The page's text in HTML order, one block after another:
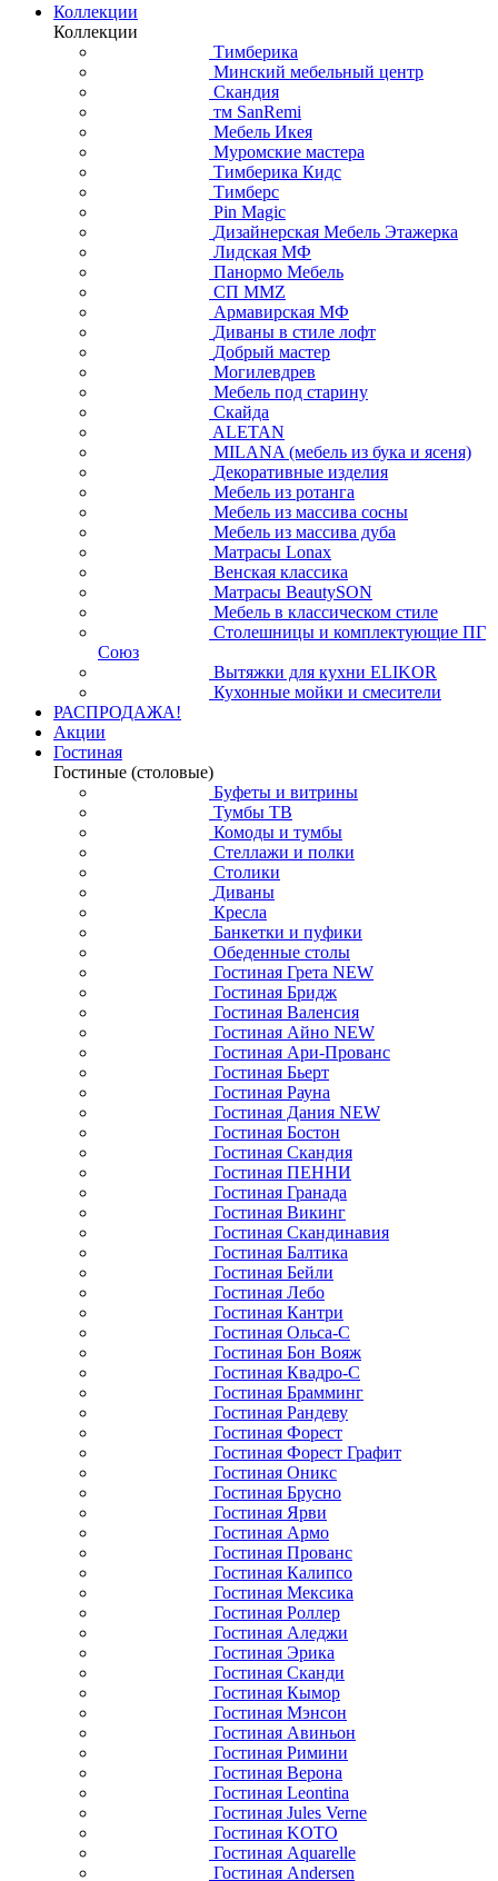
Коллекции
Коллекции
Тимберика
Минский мебельный центр
Скандия
тм SanRemi
Мебель Икея
Муромские мастера
Тимберика Кидс
Тимберс
Pin Magic
Дизайнерская Мебель Этажерка
Лидская МФ
Панормо Мебель
СП ММZ
Армавирская МФ
Диваны в стиле лофт
Добрый мастер
Могилевдрев
Мебель под старину
Скайда
ALETAN
MILANA (мебель из бука и ясеня)
Декоративные изделия
Мебель из ротанга
Мебель из массива сосны
Мебель из массива дуба
Матрасы Lonax
Венская классика
Матрасы BeautySON
Мебель в классическом стиле
Столешницы и комплектующие ПГ
Союз
Вытяжки для кухни ELIKOR
Кухонные мойки и смесители
РАСПРОДАЖА!
Акции
Гостиная
Гостиные (столовые)
Буфеты и витрины
Тумбы ТВ
Комоды и тумбы
Стеллажи и полки
Столики
Диваны
Кресла
Банкетки и пуфики
Обеденные столы
Гостиная Грета NEW
Гостиная Бридж
Гостиная Валенсия
Гостиная Айно NEW
Гостиная Ари-Прованс
Гостиная Бьерт
Гостиная Рауна
Гостиная Дания NEW
Гостиная Бостон
Гостиная Скандия
Гостиная ПЕННИ
Гостиная Гранада
Гостиная Викинг
Гостиная Скандинавия
Гостиная Балтика
Гостиная Бейли
Гостиная Лебо
Гостиная Кантри
Гостиная Ольса-С
Гостиная Бон Вояж
Гостиная Квадро-С
Гостиная Брамминг
Гостиная Рандеву
Гостиная Форест
Гостиная Форест Графит
Гостиная Оникс
Гостиная Брусно
Гостиная Ярви
Гостиная Армо
Гостиная Прованс
Гостиная Калипсо
Гостиная Мексика
Гостиная Роллер
Гостиная Аледжи
Гостиная Эрика
Гостиная Сканди
Гостиная Кымор
Гостиная Мэнсон
Гостиная Авиньон
Гостиная Римини
Гостиная Верона
Гостиная Leontina
Гостиная Jules Verne
Гостиная KOTO
Гостиная Aquarelle
Гостиная Andersen